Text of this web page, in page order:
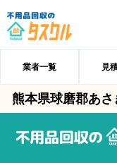
業者一覧 見
熊本県球磨郡あ